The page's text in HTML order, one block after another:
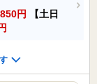
850円
【土日